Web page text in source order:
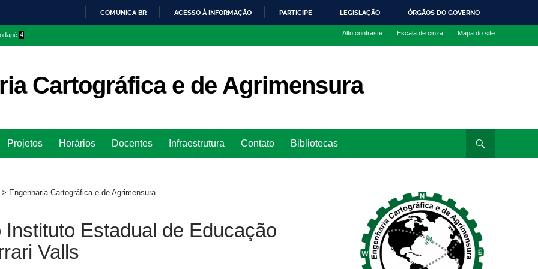
O
COMUNICA BR ACESSO À INFORMAÇÃO PARTICIPE LEGISLAÇÃO ÓRGÃOS DO GOVERNO
4 Alto contraste Escala de cinza Mapa do site
Cartográfica e de Agrimensura
para
Projetos Horários Docentes Infraestrutura Contato Bibliotecas
> Engenharia Cartográfica e de Agrimensura
Instituto Estadual de Educação
Valls